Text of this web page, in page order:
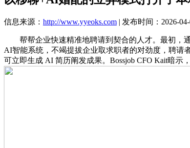
信息来源： http://www.yyeoks.com | 发布时间：2026-
帮帮企业快速精准地聘请到契合的人才。最初，通
AI智能系统，不竭提拔企业取求职者的对劲度，聘请
可立即生成 AI 简历阐发成果。Bossjob CFO Kait暗示